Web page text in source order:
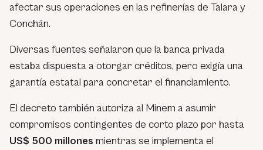
afectar sus operaciones en las refinerías de Talara y
Conchán.
Diversas fuentes señalaron que la banca privada
estaba dispuesta a otorgar créditos, pero exigía una
garantía estatal para concretar el financiamiento.
El decreto también autoriza al Minem a asumir
compromisos contingentes de corto plazo por hasta
US$ 500 millones mientras se implementa el